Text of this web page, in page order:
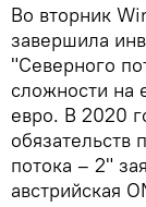
Во вторник
завершила
"Северного
сложности на
евро. В 2020
потока – 2"
австрийская